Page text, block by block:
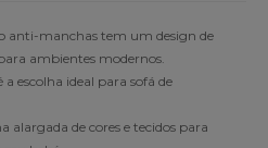
anti-manchas tem um design de
ambientes modernos.
escolha ideal para sofá de
alargada de cores e tecidos para